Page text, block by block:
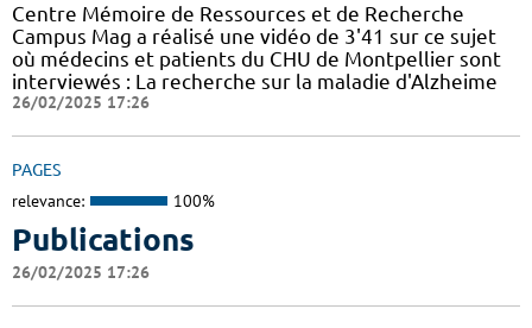
Centre Mémoire de Ressources et de Recherche
Campus Mag a réalisé une vidéo de 3'41 sur ce sujet
où médecins et patients du CHU de Montpellier sont
interviewés : La recherche sur la maladie d'Alzheime
26/02/2025 17:26
PAGES
relevance: 100%
Publications
26/02/2025 17:26